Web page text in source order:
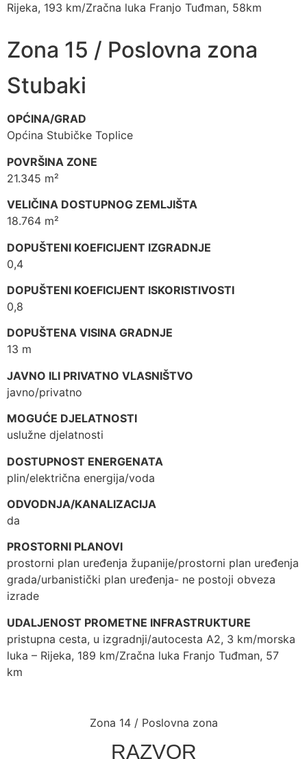
Rijeka, 193 km/Zračna luka Franjo Tuđman, 58km
Zona 15 / Poslovna zona
Stubaki
OPĆINA/GRAD
Općina Stubičke Toplice
POVRŠINA ZONE
21.345 m²
VELIČINA DOSTUPNOG ZEMLJIŠTA
18.764 m²
DOPUŠTENI KOEFICIJENT IZGRADNJE
0,4
DOPUŠTENI KOEFICIJENT ISKORISTIVOSTI
0,8
DOPUŠTENA VISINA GRADNJE
13 m
JAVNO ILI PRIVATNO VLASNIŠTVO
javno/privatno
MOGUĆE DJELATNOSTI
uslužne djelatnosti
DOSTUPNOST ENERGENATA
plin/električna energija/voda
ODVODNJA/KANALIZACIJA
da
PROSTORNI PLANOVI
prostorni plan uređenja županije/prostorni plan uređenja
grada/urbanistički plan uređenja- ne postoji obveza
izrade
UDALJENOST PROMETNE INFRASTRUKTURE
pristupna cesta, u izgradnji/autocesta A2, 3 km/morska
luka – Rijeka, 189 km/Zračna luka Franjo Tuđman, 57
km
Zona 14 / Poslovna zona
RAZVOR